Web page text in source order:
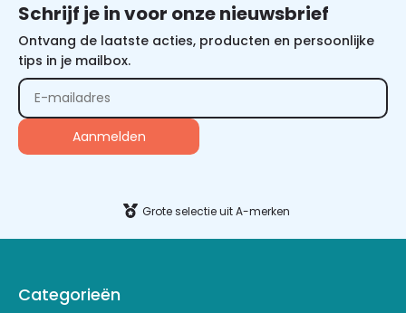
Schrijf je in voor onze nieuwsbrief
Ontvang de laatste acties, producten en persoonlijke
tips in je mailbox.
Grote selectie uit A-merken
Categorieën